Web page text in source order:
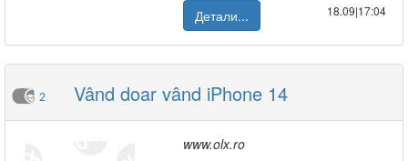
Детали...
18.09|17:04
2 Vând doar vând iPhone 14
www.olx.ro